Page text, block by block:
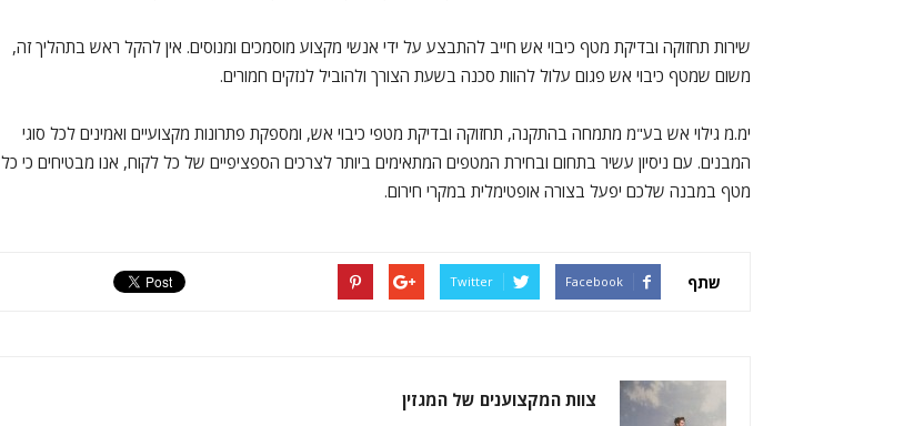
שירות תחזוקה ובדיקת מטף כיבוי אש חייב להתבצע על ידי אנשי מקצוע מוסמכים ומנוסים. אין להקל ראש בתהליך זה,
משום שמטף כיבוי אש פגום עלול להוות סכנה בשעת הצורך ולהוביל לנזקים חמורים.
ימ.מ גילוי אש בע"מ מתמחה בהתקנה, תחזוקה ובדיקת מטפי כיבוי אש, ומספקת פתרונות מקצועיים ואמינים לכל סוגי
המבנים. עם ניסיון עשיר בתחום ובחירת המטפים המתאימים ביותר לצרכים הספציפיים של כל לקוח, אנו מבטיחים כי כל
מטף במבנה שלכם יפעל בצורה אופטימלית במקרי חירום.
שתף Facebook
Twitter
צוות המקצוענים של המגזין